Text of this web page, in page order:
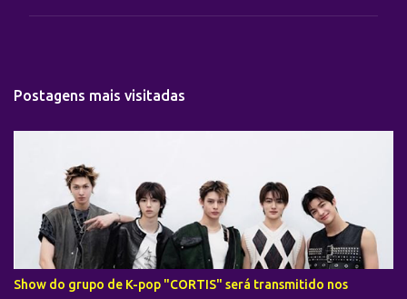
Postagens mais visitadas
Show do grupo de K-pop "CORTIS" será transmitido nos